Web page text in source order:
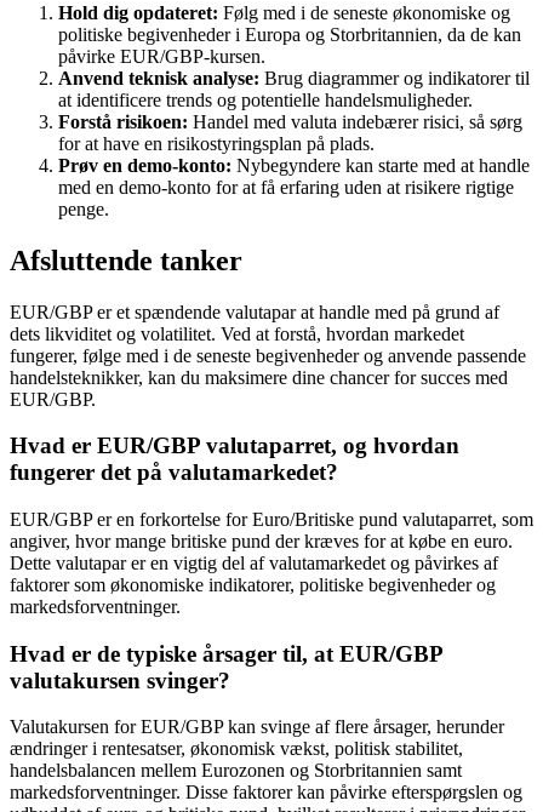
Hold dig opdateret: Følg med i de seneste økonomiske og
politiske begivenheder i Europa og Storbritannien, da de kan
påvirke EUR/GBP-kursen.
Anvend teknisk analyse: Brug diagrammer og indikatorer til
at identificere trends og potentielle handelsmuligheder.
Forstå risikoen: Handel med valuta indebærer risici, så sørg
for at have en risikostyringsplan på plads.
Prøv en demo-konto: Nybegyndere kan starte med at handle
med en demo-konto for at få erfaring uden at risikere rigtige
penge.
Afsluttende tanker
EUR/GBP er et spændende valutapar at handle med på grund af
dets likviditet og volatilitet. Ved at forstå, hvordan markedet
fungerer, følge med i de seneste begivenheder og anvende passende
handelsteknikker, kan du maksimere dine chancer for succes med
EUR/GBP.
Hvad er EUR/GBP valutaparret, og hvordan
fungerer det på valutamarkedet?
EUR/GBP er en forkortelse for Euro/Britiske pund valutaparret, som
angiver, hvor mange britiske pund der kræves for at købe en euro.
Dette valutapar er en vigtig del af valutamarkedet og påvirkes af
faktorer som økonomiske indikatorer, politiske begivenheder og
markedsforventninger.
Hvad er de typiske årsager til, at EUR/GBP
valutakursen svinger?
Valutakursen for EUR/GBP kan svinge af flere årsager, herunder
ændringer i rentesatser, økonomisk vækst, politisk stabilitet,
handelsbalancen mellem Eurozonen og Storbritannien samt
markedsforventninger. Disse faktorer kan påvirke efterspørgslen og